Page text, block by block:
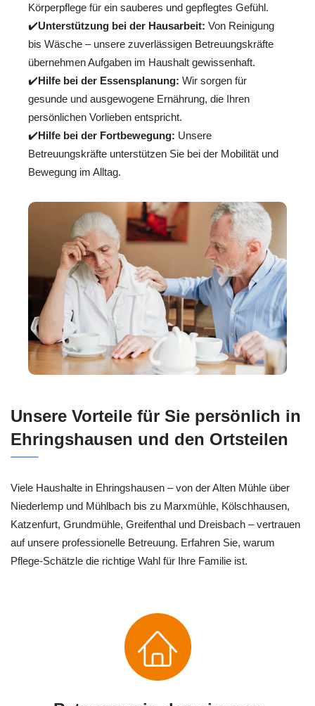
Körperpflege für ein sauberes und gepflegtes Gefühl.
✔️Unterstützung bei der Hausarbeit: Von Reinigung
bis Wäsche – unsere zuverlässigen Betreuungskräfte
übernehmen Aufgaben im Haushalt gewissenhaft.
✔️Hilfe bei der Essensplanung: Wir sorgen für
gesunde und ausgewogene Ernährung, die Ihren
persönlichen Vorlieben entspricht.
✔️Hilfe bei der Fortbewegung: Unsere
Betreuungskräfte unterstützen Sie bei der Mobilität und
Bewegung im Alltag.
Unsere Vorteile für Sie persönlich in
Ehringshausen und den Ortsteilen
Viele Haushalte in Ehringshausen – von der Alten Mühle über
Niederlemp und Mühlbach bis zu Marxmühle, Kölschhausen,
Katzenfurt, Grundmühle, Greifenthal und Dreisbach – vertrauen
auf unsere professionelle Betreuung. Erfahren Sie, warum
Pflege-Schätzle die richtige Wahl für Ihre Familie ist.